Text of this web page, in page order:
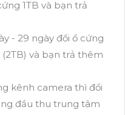
1TB và bạn trả
- 29 ngày đổi ổ cứng
(2TB) và bạn trả thêm
kênh camera thì đổi
đầu thu trung tâm